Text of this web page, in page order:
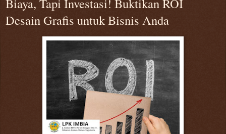
Biaya, Tapi Investasi! Buktikan ROI
Desain Grafis untuk Bisnis Anda